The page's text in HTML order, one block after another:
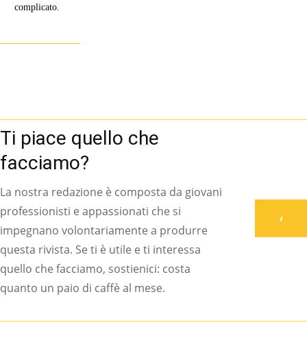
complicato.
Ti piace quello che
facciamo?
La nostra redazione è composta da giovani
professionisti e appassionati che si
impegnano volontariamente a produrre
questa rivista. Se ti è utile e ti interessa
quello che facciamo, sostienici: costa
quanto un paio di caffè al mese.